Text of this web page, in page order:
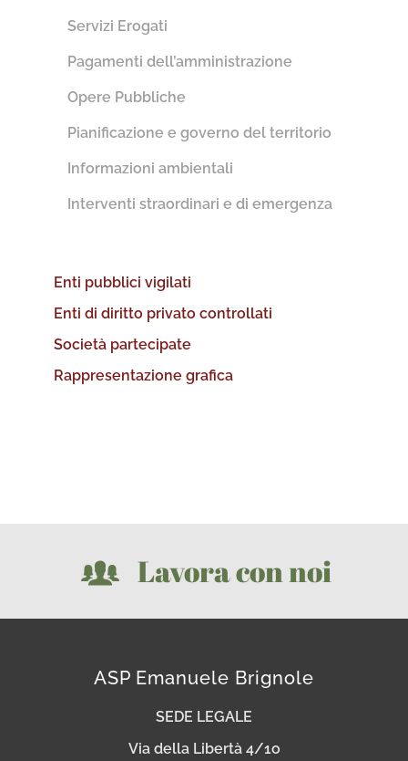
Servizi Erogati
Pagamenti dell’amministrazione
Opere Pubbliche
Pianificazione e governo del territorio
Informazioni ambientali
Interventi straordinari e di emergenza
Enti pubblici vigilati
Enti di diritto privato controllati
Società partecipate
Rappresentazione grafica
Lavora con noi
ASP Emanuele Brignole
SEDE LEGALE
Via della Libertà 4/1o